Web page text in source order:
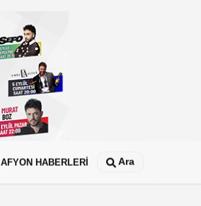
AFYON HABERLERİ Ara